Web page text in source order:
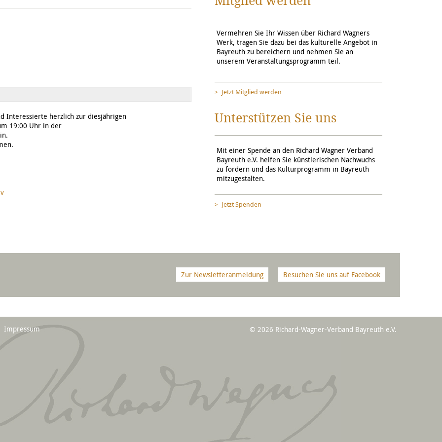
Interessierte herzlich zur diesjährigen
19:00 Uhr in der
Vermehren Sie Ihr Wissen über Richard Wagners
Werk, tragen Sie dazu bei das kulturelle Angebot in
Bayreuth zu bereichern und nehmen Sie an
unserem Veranstaltungsprogramm teil.
Jetzt Mitglied werden
Unterstützen Sie uns
Mit einer Spende an den Richard Wagner Verband
Bayreuth e.V. helfen Sie künstlerischen Nachwuchs
zu fördern und das Kulturprogramm in Bayreuth
mitzugestalten.
Jetzt Spenden
Besuchen Sie uns auf Facebook
Zur Newsletteranmeldung
Impressum © 2026 Richard-Wagner-Verband Bayreuth e.V.